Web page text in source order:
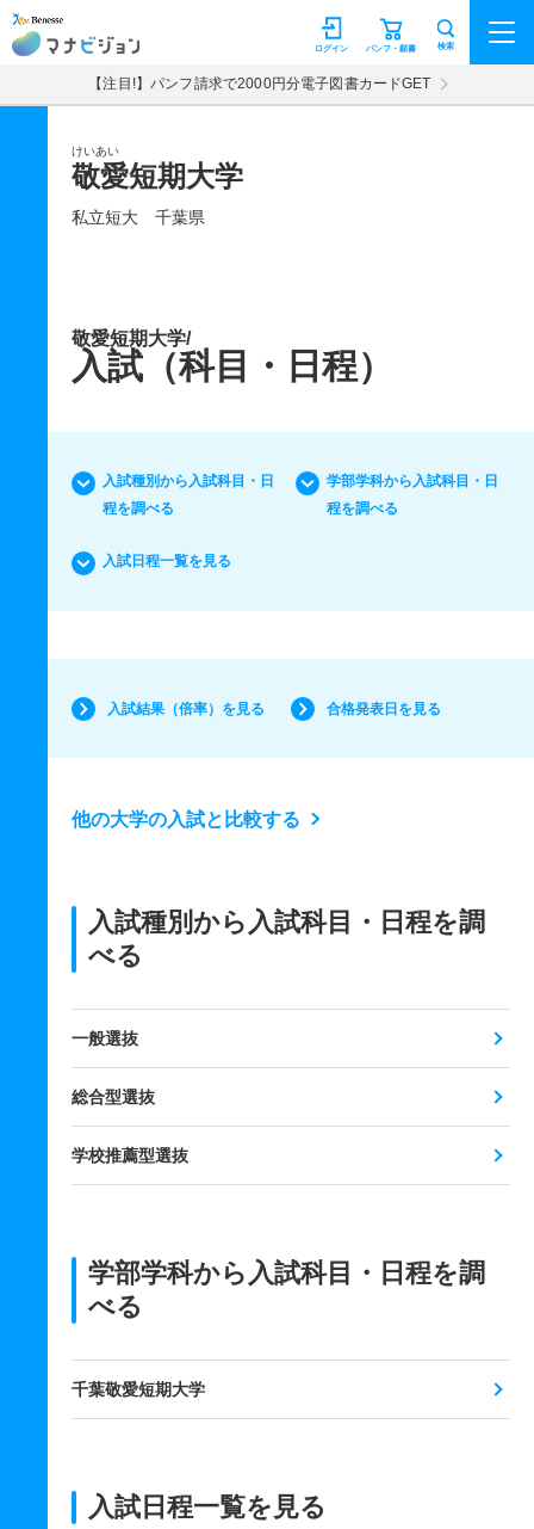
マナビジョン パンフ・願書
ログイン 検索
【注目!】パンフ請求で2000円分電子図書カードGET
けいあい
敬愛短期大学
私立短大 千葉県
敬愛短期大学/
入試（科目・日程）
入試種別から入試科目・日
程を調べる
学部学科から入試科目・日
程を調べる
入試日程一覧を見る
入試結果（倍率）を見る 合格発表日を見る
他の大学の入試と比較する
入試種別から入試科目・日程を調
べる
一般選抜
総合型選抜
学校推薦型選抜
学部学科から入試科目・日程を調
べる
千葉敬愛短期大学
入試日程一覧を見る